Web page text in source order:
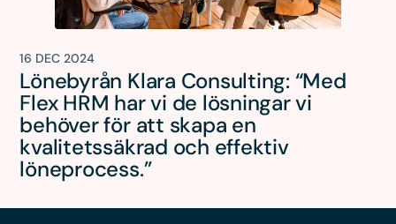
16 DEC 2024
Lönebyrån Klara Consulting: “Med
Flex HRM har vi de lösningar vi
behöver för att skapa en
kvalitetssäkrad och effektiv
löneprocess.”